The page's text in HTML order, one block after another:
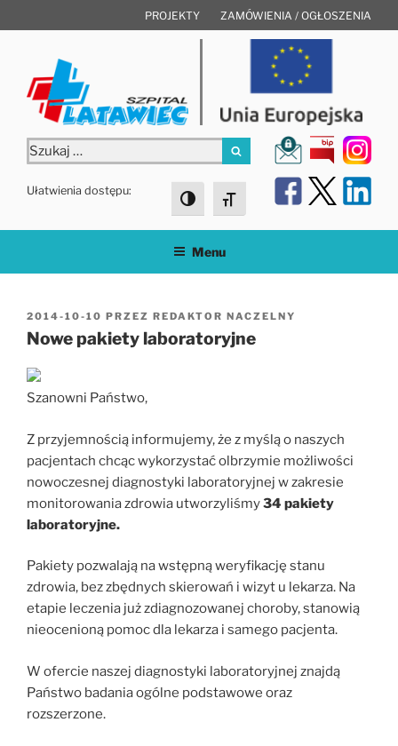
do
PROJEKTY ZAMÓWIENIA / OGŁOSZENIA
Szukaj:
Szukaj
Ułatwienia dostępu:
Toggle High Contrast
Toggle Font size
Menu
OPUBLIKOWANE
W
2014-10-10 PRZEZ REDAKTOR NACZELNY
Nowe pakiety laboratoryjne
Szanowni Państwo,
Z przyjemnością informujemy, że z myślą o naszych
pacjentach chcąc wykorzystać olbrzymie możliwości
nowoczesnej diagnostyki laboratoryjnej w zakresie
monitorowania zdrowia utworzyliśmy34 pakiety
laboratoryjne.
Pakiety pozwalają na wstępną weryfikację stanu
zdrowia, bez zbędnych skierowań i wizyt u lekarza. Na
etapie leczenia już zdiagnozowanej choroby, stanowią
nieocenioną pomoc dla lekarza i samego pacjenta.
W ofercie naszej diagnostyki laboratoryjnej znajdą
Państwo badania ogólne podstawowe oraz
rozszerzone.